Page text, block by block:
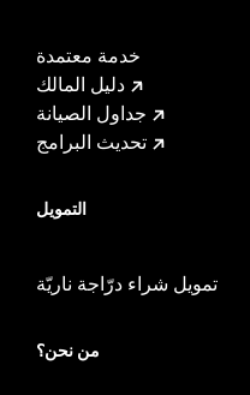
خدمة معتمدة
دليل المالك
جداول الصيانة
تحديث البرامج
التمويل
تمويل شراء درّاجة ناريّة
من نحن؟